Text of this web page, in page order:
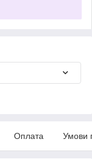
Оплата Умови